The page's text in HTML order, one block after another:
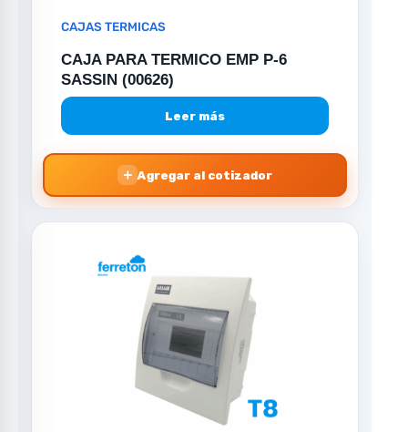
CAJAS TERMICAS
CAJA PARA TERMICO EMP P-6
SASSIN (00626)
Leer más
＋ Agregar al cotizador